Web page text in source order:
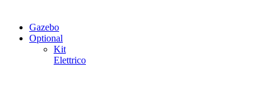
Gazebo
Optional
Kit
Elettrico